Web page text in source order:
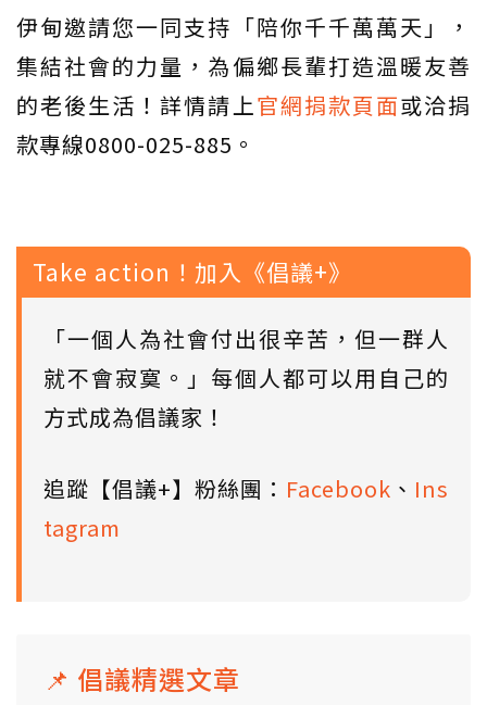
伊甸邀請您一同支持「陪你千千萬萬天」，
集結社會的力量，為偏鄉長輩打造溫暖友善
的老後生活！詳情請上官網捐款頁面或洽捐
款專線0800-025-885。
Take action！加入《倡議+》
「一個人為社會付出很辛苦，但一群人
就不會寂寞。」每個人都可以用自己的
方式成為倡議家！
追蹤【倡議+】粉絲團： Facebook 、 Ins
tagram
📌 倡議精選文章